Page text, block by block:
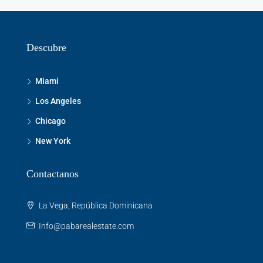
Descubre
Miami
Los Angeles
Chicago
New York
Contactanos
La Vega, República Dominicana
Info@pabarealestate.com